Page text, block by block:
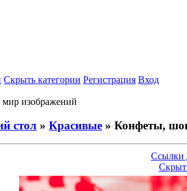
Скрыть категории Регистрация Вход
мир изображений
стол » Красивые » Конфеты,
Ссылки